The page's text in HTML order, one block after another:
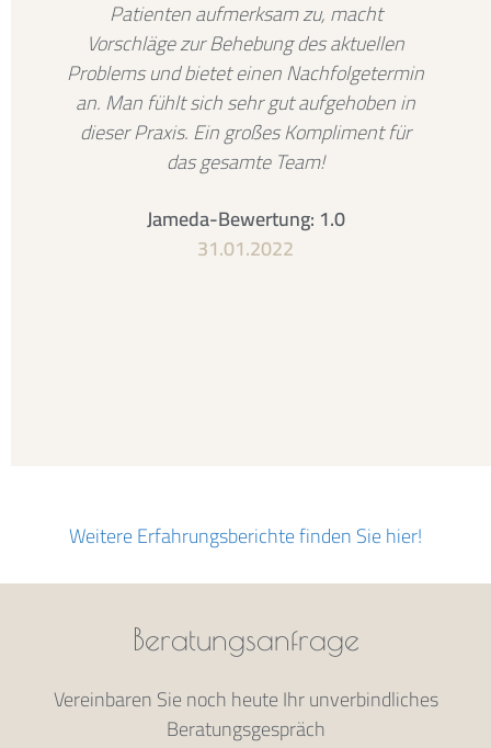
Patienten aufmerksam zu, macht
Vorschläge zur Behebung des aktuellen
Problems und bietet einen Nachfolgetermin
an. Man fühlt sich sehr gut aufgehoben in
dieser Praxis. Ein großes Kompliment für
das gesamte Team!
Jameda-Bewertung: 1.0
31.01.2022
Weitere Erfahrungsberichte finden Sie hier!
Beratungsanfrage
Vereinbaren Sie noch heute Ihr unverbindliches
Beratungsgespräch